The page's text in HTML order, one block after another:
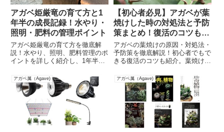
アガベ姫厳竜の育て方と1
年半の成長記録！水やり・
照明・肥料の管理ポイント
アガベ姫厳竜の育て方を徹底解
説！水やり、照明、肥料管理のポ
イントを詳しく紹介し、1年半の
します。初心者でも安心の育成ガ
イド！
【初心者必見】アガベが葉
焼けした時の対処法と予防
策まとめ！復活のコツも解
説
アガベの葉焼けの原因・対処法・
予防策を徹底解説！初心者でもで
きる復活のコツも紹介。葉焼けし
アガベ属（Agave) アガベ属（Agave)